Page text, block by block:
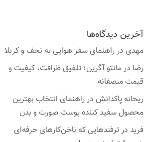
آخرین دیدگاه‌ها
مهدی درراهنمای سفر هوایی به نجف و کربلا
رضا درمانتو آگرین؛ تلفیق ظرافت، کیفیت و
قیمت منصفانه
ریحانه پاکدانش درراهنمای انتخاب بهترین
محصول سفید کننده پوست صورت و بدن
فرید درترفندهایی که ناخن‌کارهای حرفه‌ای